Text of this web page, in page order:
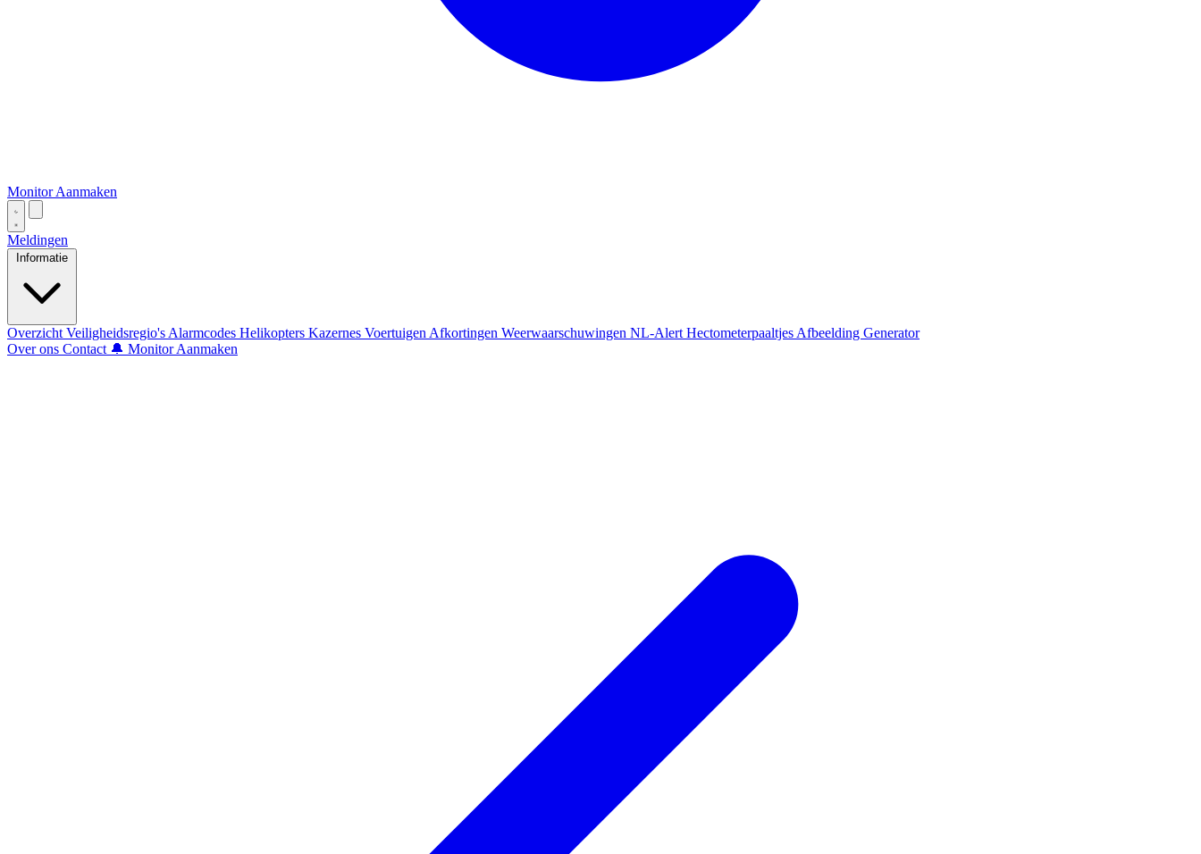
Monitor Aanmaken
Meldingen
Informatie
Overzicht Veiligheidsregio's Alarmcodes Helikopters Kazernes Voertuigen Afkortingen Weerwaarschuwingen NL-Alert Hectometerpaaltjes Afbeelding Generator
Over ons Contact 🔔 Monitor Aanmaken